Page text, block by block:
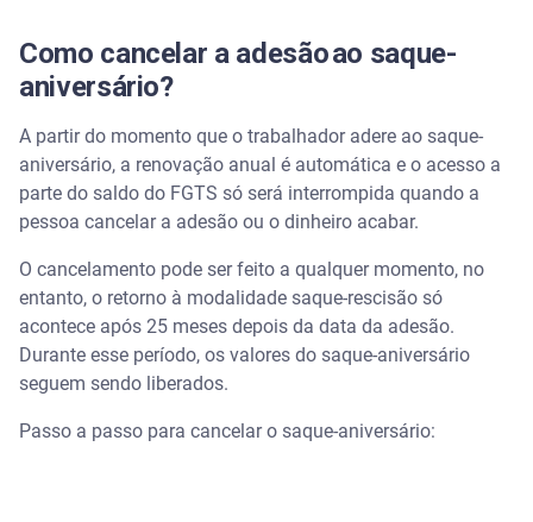
Como cancelar a adesão ao saque-
aniversário?
A partir do momento que o trabalhador adere ao saque-
aniversário, a renovação anual é automática e o acesso a
parte do saldo do FGTS só será interrompida quando a
pessoa cancelar a adesão ou o dinheiro acabar.
O cancelamento pode ser feito a qualquer momento, no
entanto, o retorno à modalidade saque-rescisão só
acontece após 25 meses depois da data da adesão.
Durante esse período, os valores do saque-aniversário
seguem sendo liberados.
Passo a passo para cancelar o saque-aniversário: